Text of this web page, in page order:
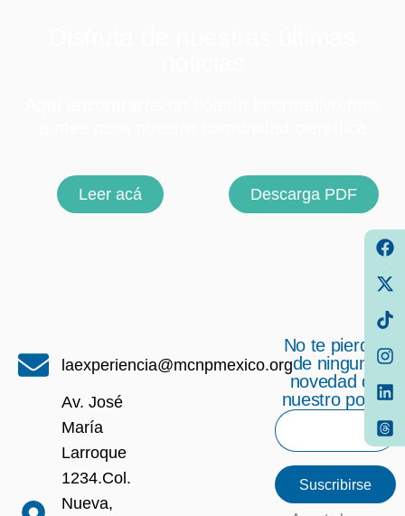
Leer acá Descarga PDF
laexperiencia@mcnpmexico.org
Av. José
María
Larroque
1234.Col.
Nueva,
No te pierdas
de ninguna
novedad de
nuestro portal
Suscribirse